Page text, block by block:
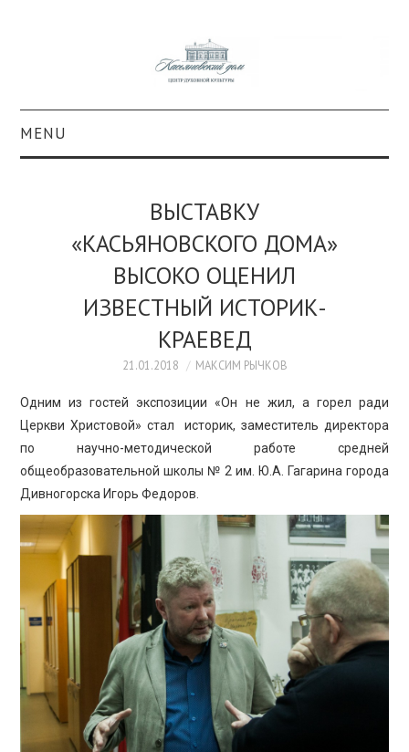
MENU
#КАСДОМ
КУЛЬТУРА
ОБРАЗОВАНИЕ
ПРОСВЕЩЕНИЕ
ВЫСТАВКУ
«КАСЬЯНОВСКОГО ДОМА»
ВЫСОКО ОЦЕНИЛ
ИЗВЕСТНЫЙ ИСТОРИК-
КРАЕВЕД
21.01.2018 МАКСИМ РЫЧКОВ
Одним из гостей экспозиции «Он не жил, а горел ради
Церкви Христовой» стал историк, заместитель директора
по научно-методической работе средней
общеобразовательной школы № 2 им. Ю.А. Гагарина города
Дивногорска Игорь Федоров.